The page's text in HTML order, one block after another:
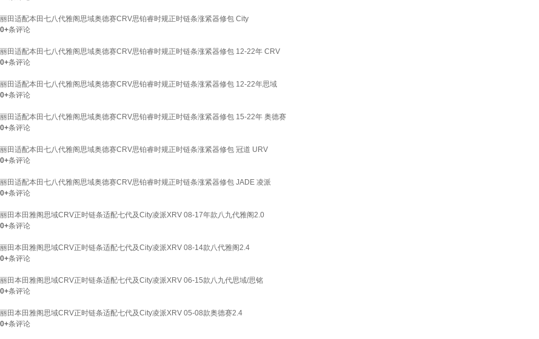
丽田适配本田七八代雅阁思域奥德赛CRV思铂睿时规正时链条涨紧器修包 City
0+条评论
丽田适配本田七八代雅阁思域奥德赛CRV思铂睿时规正时链条涨紧器修包 12-22年 CRV
0+条评论
丽田适配本田七八代雅阁思域奥德赛CRV思铂睿时规正时链条涨紧器修包 12-22年思域
0+条评论
丽田适配本田七八代雅阁思域奥德赛CRV思铂睿时规正时链条涨紧器修包 15-22年 奥德赛
0+条评论
丽田适配本田七八代雅阁思域奥德赛CRV思铂睿时规正时链条涨紧器修包 冠道 URV
0+条评论
丽田适配本田七八代雅阁思域奥德赛CRV思铂睿时规正时链条涨紧器修包 JADE 凌派
0+条评论
丽田本田雅阁思域CRV正时链条适配七代及City凌派XRV 08-17年款八九代雅阁2.0
0+条评论
丽田本田雅阁思域CRV正时链条适配七代及City凌派XRV 08-14款八代雅阁2.4
0+条评论
丽田本田雅阁思域CRV正时链条适配七代及City凌派XRV 06-15款八九代思域/思铭
0+条评论
丽田本田雅阁思域CRV正时链条适配七代及City凌派XRV 05-08款奥德赛2.4
0+条评论